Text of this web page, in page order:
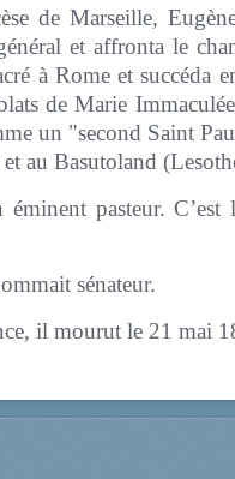
de Marseille,
et affronta le
à Rome et succéda
de Marie
un "second Saint
au Basutoland
pasteur.
sénateur.
il mourut le 21 mai